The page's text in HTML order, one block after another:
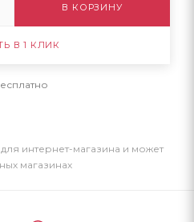
В КОРЗИНУ
В 1 КЛИК
интернет-магазина и может
магазинах